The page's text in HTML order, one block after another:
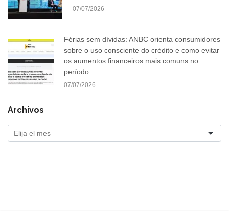
07/07/2026
Férias sem dívidas: ANBC orienta consumidores
sobre o uso consciente do crédito e como evitar
os aumentos financeiros mais comuns no
período
07/07/2026
Archivos